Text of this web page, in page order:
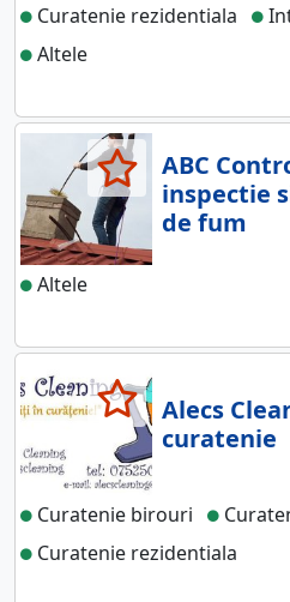
Curatenie rezidentiala
Altele
ABC
inspectie
de fum
Altele
Alecs
curatenie
Curatenie birouri
Curatenie rezidentiala